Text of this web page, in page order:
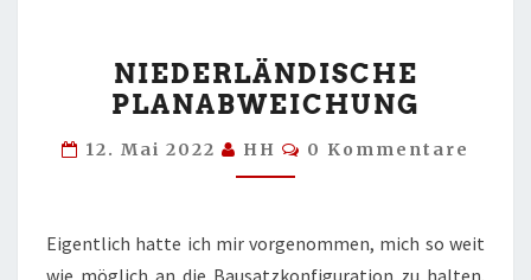
PLANABWEICHUNG
NIEDERLÄNDISCHE
PLANABWEICHUNG
12. Mai 2022 HH Kommentare
0 Kommentare
Eigentlich hatte ich mir vorgenommen, mich so weit